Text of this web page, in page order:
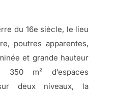
du 16e siècle, le lieu
poutres apparentes,
et grande hauteur
350 m² d’espaces
deux niveaux, la